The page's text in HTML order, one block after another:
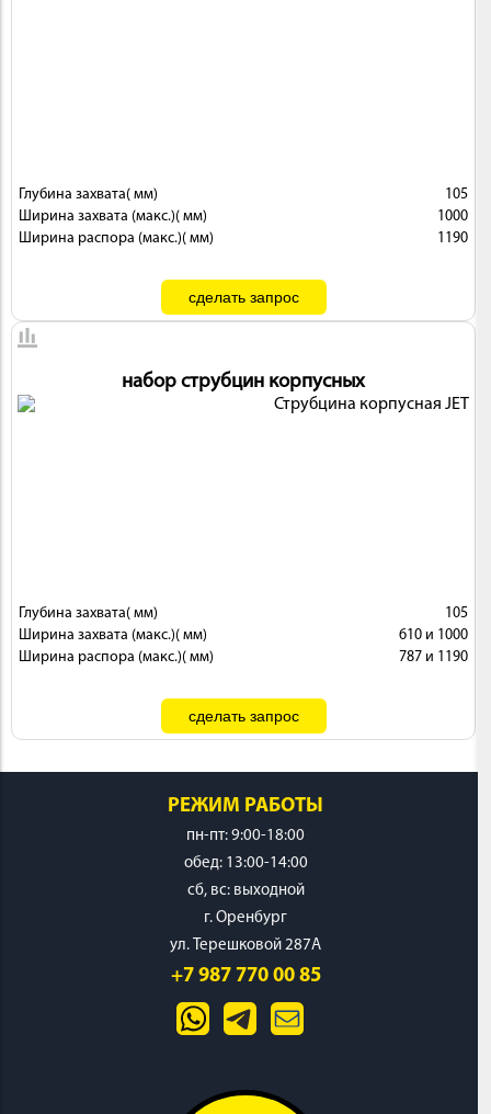
Глубина захвата( мм)
105
Ширина захвата (макс.)( мм)
1000
Ширина распора (макс.)( мм)
1190
набор струбцин корпусных
Глубина захвата( мм)
105
Ширина захвата (макс.)( мм)
610 и 1000
Ширина распора (макс.)( мм)
787 и 1190
РЕЖИМ РАБОТЫ
пн-пт: 9:00-18:00
обед: 13:00-14:00
cб, вс: выходной
г. Оренбург
ул. Терешковой 287А
+7 987 770 00 85